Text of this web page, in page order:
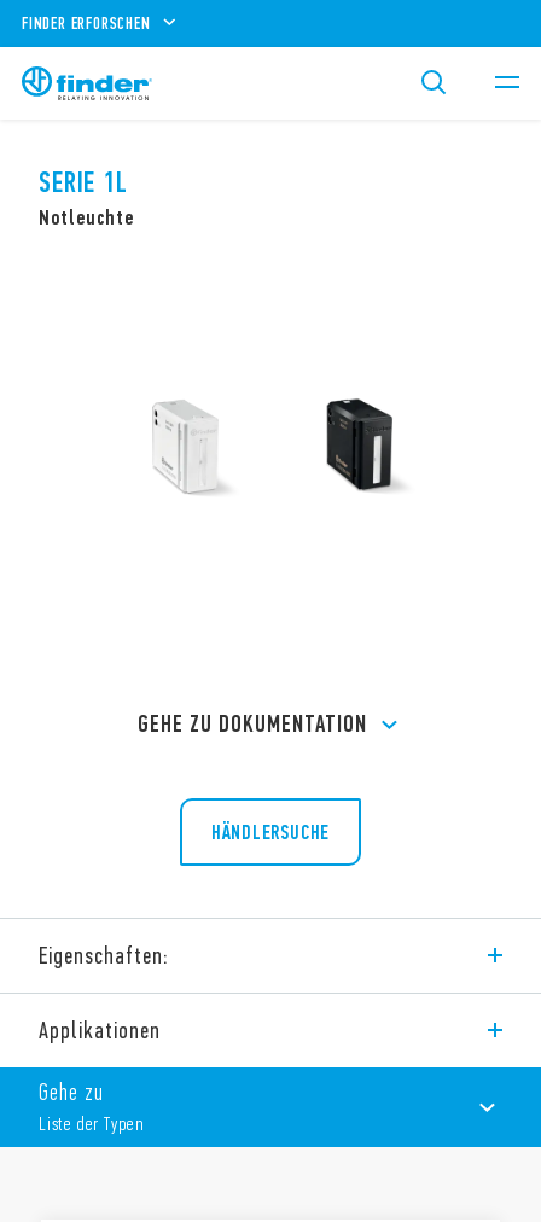
FINDER ERFORSCHEN
SERIE 1L
Notleuchte
GEHE ZU DOKUMENTATION
HÄNDLERSUCHE
Eigenschaften:
Versorgungsspannung: 230 V AC (50/60)Hz
Schwarze oder weiße Version
Wandmontage
Applikationen
Gehe zu
Liste der Typen